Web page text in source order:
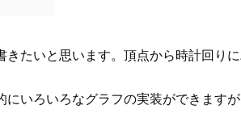
たいと思います。頂点から時計回り
いろいろなグラフの実装ができます